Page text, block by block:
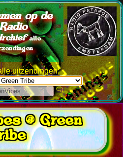
op de
alle
uitzendingen:
@ Green